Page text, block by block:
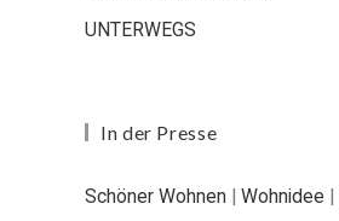
UNTERWEGS
In der Presse
Schöner Wohnen | Wohnidee |